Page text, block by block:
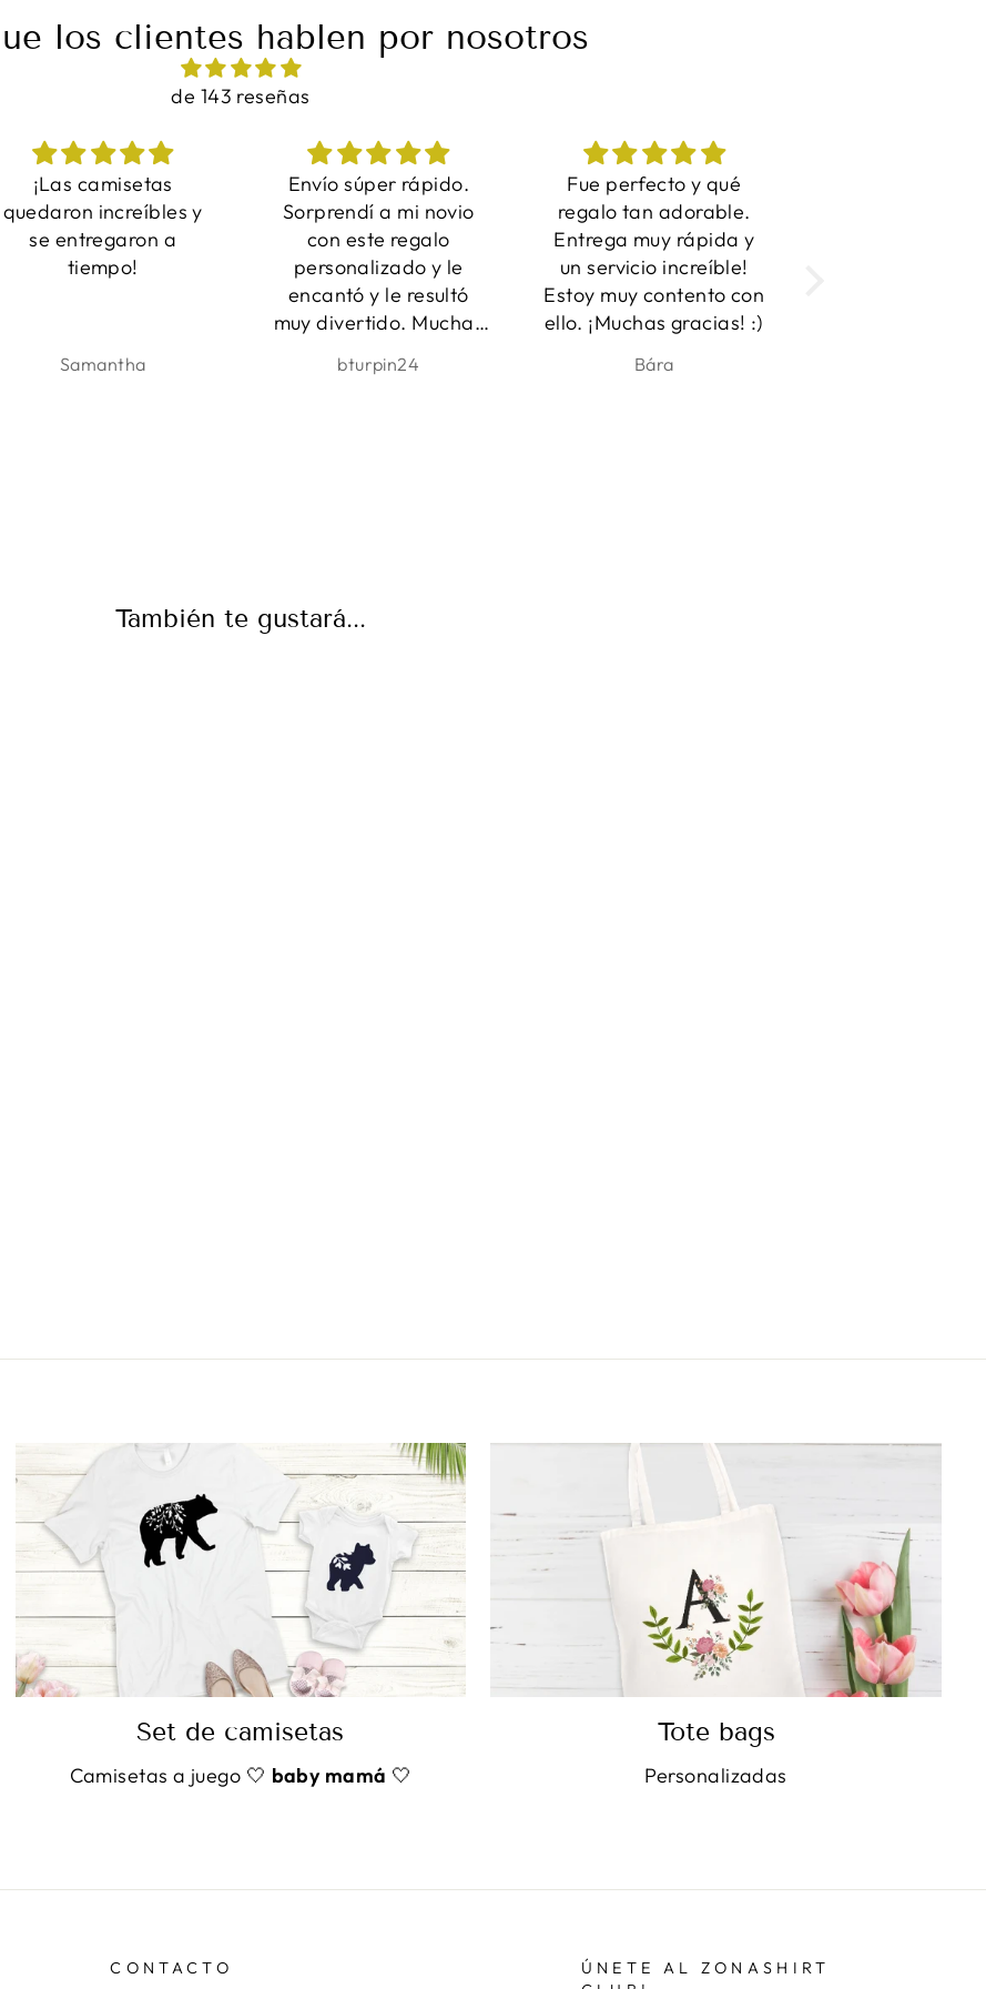
los clientes hablen por nosotros
de 143 reseñas
Envío súper rápido.
Sorprendí a mi novio
con este regalo
personalizado y le
bturpin24
Fue perfecto y qué
regalo tan adorable.
Entrega muy rápida y
un servicio increíble!
Estoy muy contento con
ello. ¡Muchas gracias! :)
Bára
¡Grandes fotos ahora
inmortalizadas en
camisetas! Este es el
regalo perfecto para
ese amante de los
perros en tu vida. La
dispuesta a trabajar
ben
También te gustará...
Set de camisetas
Camisetas a juego 🤍 baby mamá 🤍
Tote bags
Personalizadas
CONTACTO
ÚNETE AL ZONASHIRT